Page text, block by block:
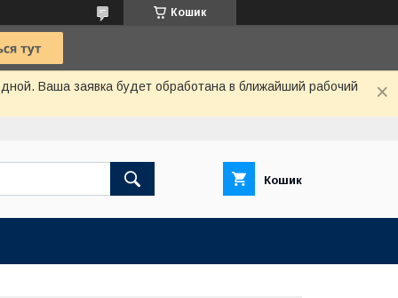
Кошик
Ваша заявка будет обработана в ближайший рабочий
Кошик